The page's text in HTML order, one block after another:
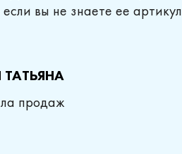
вы не знаете ее артикул
продаж